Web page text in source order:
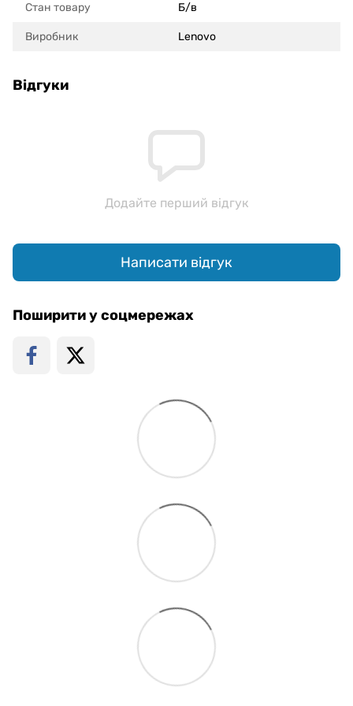
Стан товару Б/в
Виробник Lenovo
Відгуки
Додайте перший відгук
Написати відгук
Поширити у соцмережах